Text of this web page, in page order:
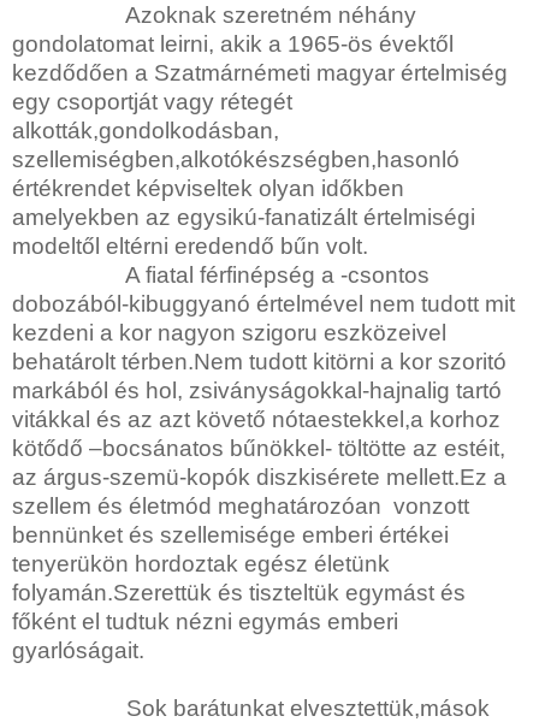
Azoknak szeretném néhány
gondolatomat leirni, akik a 1965-ös évektől
kezdődően a Szatmárnémeti magyar értelmiség
egy csoportját vagy rétegét
alkották,gondolkodásban,
szellemiségben,alkotókészségben,hasonló
értékrendet képviseltek olyan időkben
amelyekben az egysikú-fanatizált értelmiségi
modeltől eltérni eredendő bűn volt.
A fiatal férfinépség a -csontos
dobozából-kibuggyanó értelmével nem tudott mit
kezdeni a kor nagyon szigoru eszközeivel
behatárolt térben.Nem tudott kitörni a kor szoritó
markából és hol, zsiványságokkal-hajnalig tartó
vitákkal és az azt követő nótaestekkel,a korhoz
kötődő –bocsánatos bűnökkel- töltötte az estéit,
az árgus-szemü-kopók diszkisérete mellett.Ez a
szellem és életmód meghatározóan vonzott
bennünket és szellemisége emberi értékei
tenyerükön hordoztak egész életünk
folyamán.Szerettük és tiszteltük egymást és
főként el tudtuk nézni egymás emberi
gyarlóságait.
Sok barátunkat elvesztettük,mások